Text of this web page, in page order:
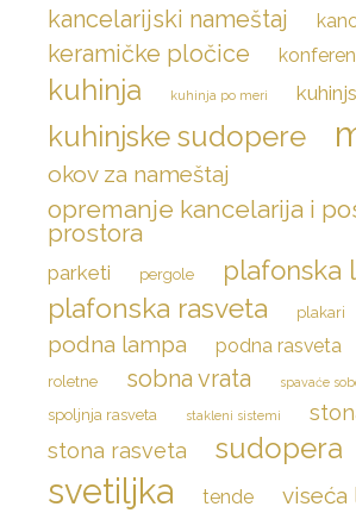
kancelarijski nameštaj
keramičke pločice
kuhinja kuhinja po meri
kuhinjske sudopere
okov za nameštaj
opremanje kancelarija i
prostora
parketi pergole
plafonska
plafonska rasveta
plakari
podna lampa podna rasveta
roletne sobna vrata spavaće
spoljnja rasveta stakleni sistemi
stona rasveta
sudopera
svetiljka tende viseća